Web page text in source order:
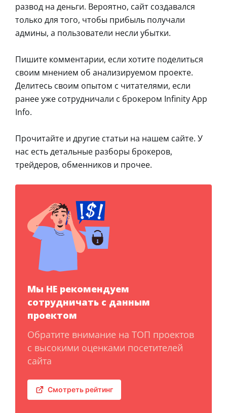
развод на деньги. Вероятно, сайт создавался
только для того, чтобы прибыль получали
админы, а пользователи несли убытки.
Пишите комментарии, если хотите поделиться
своим мнением об анализируемом проекте.
Делитесь своим опытом с читателями, если
ранее уже сотрудничали с брокером Infinity App
Info.
Прочитайте и другие статьи на нашем сайте. У
нас есть детальные разборы брокеров,
трейдеров, обменников и прочее.
Мы НЕ рекомендуем
сотрудничать с данным
проектом
Обратите внимание на ТОП проектов
с высокими оценками посетителей
сайта
Смотреть рейтинг